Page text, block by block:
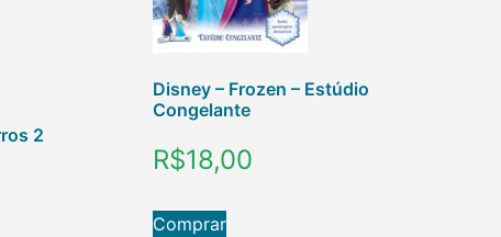
2
Disney – Frozen – Estúdio
Congelante
R$18,00
Comprar